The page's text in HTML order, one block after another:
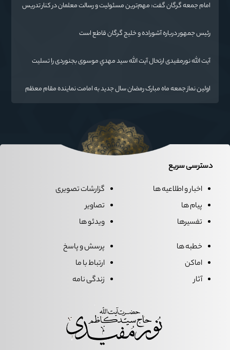
امام جمعه گرگان گفت: مهم‌ترین مسئولیت و رسالت معلمان در کنار تدریس
ایران اسلامی است.
رئیس جمهور درباره آشوراده و خلیج گرگان قاطع است
آیت الله نورمفیدی ارتحال آیت الله سيد مهدي موسوی بجنوردی را تسلیت
اولین نماز جمعه ماه مبارک رمضان سال جدید به امامت نماینده مقام معظم
دسترسی سریع
اخبار و اطلاعیه ها
پیام ها
تفسیرها
گزارشات تصویری
تصاویر
ویدئو ها
خطبه ها
اماکن
آثار
پرسش و پاسخ
ارتباط با ما
زندگی نامه